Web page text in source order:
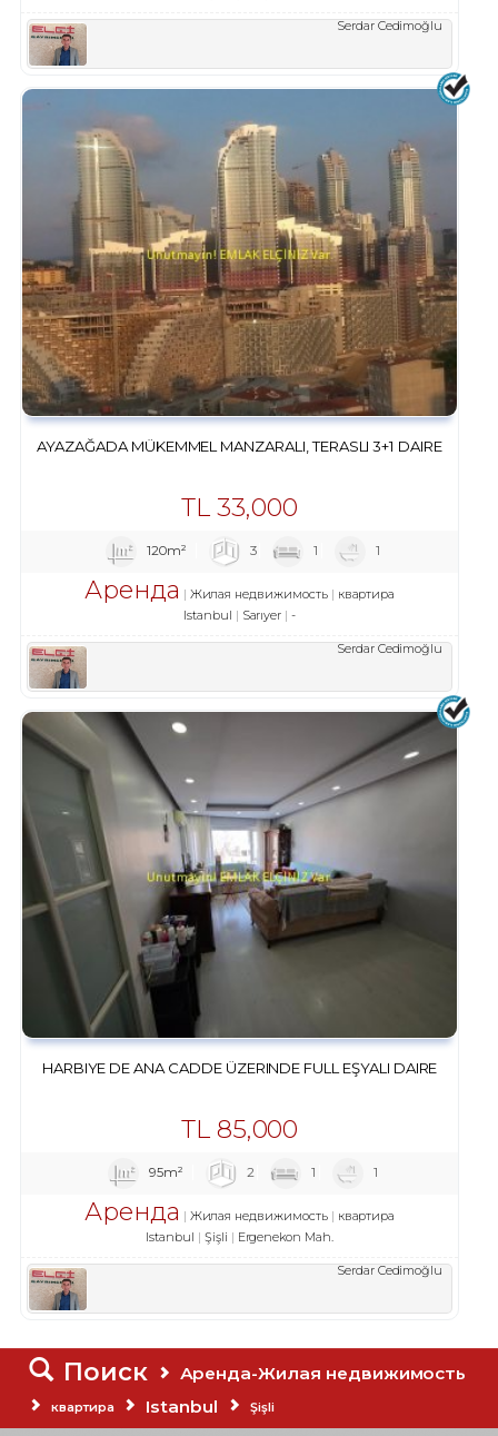
Serdar Cedimoğlu
AYAZAĞADA MÜKEMMEL MANZARALI, TERASLI 3+1 DAIRE
TL 33,000
120m² 3 1 1
Аренда Жилая недвижимость
квартира
Istanbul
Sarıyer -
Serdar Cedimoğlu
HARBIYE DE ANA CADDE ÜZERINDE FULL EŞYALI DAIRE
TL85,000
95m² 2 1 1
Аренда Жилая недвижимость
квартира
Istanbul
Şişli Ergenekon Mah.
Serdar Cedimoğlu
Поиск Аренда-Жилая недвижимость
квартира Istanbul Şişli